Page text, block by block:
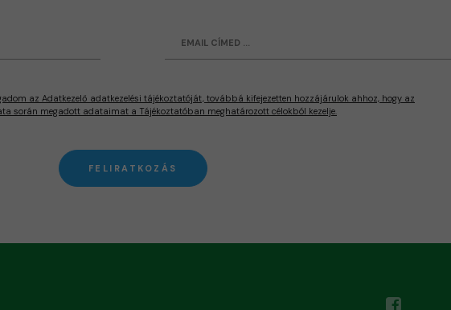
az Adatkezelő adatkezelési tájékoztatóját, továbbá kifejezetten hozzájárulok ahhoz, hogy az
során megadott adataimat a Tájékoztatóban meghatározott célokból kezelje.
FELIRATKOZÁS